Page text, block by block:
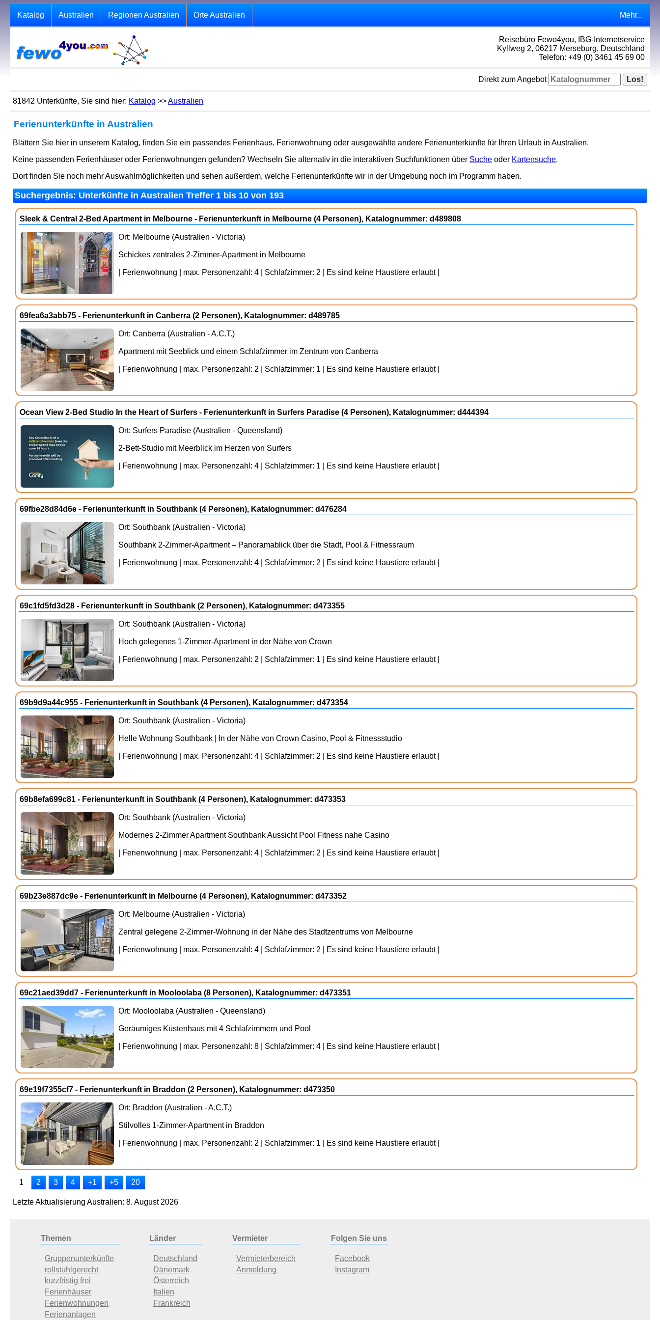
Katalog Australien Regionen Australien Orte Australien Mehr...
Reisebüro Fewo4you, IBG-Internetservice
Kyllweg 2, 06217 Merseburg, Deutschland
Telefon: +49 (0) 3461 45 69 00
Direkt zum Angebot
81842 Unterkünfte, Sie sind hier: Katalog >>Australien
Ferienunterkünfte in Australien
Blättern Sie hier in unserem Katalog, finden Sie ein passendes Ferienhaus, Ferienwohnung oder ausgewählte andere Ferienunterkünfte für Ihren Urlaub in Australien.
Keine passenden Ferienhäuser oder Ferienwohnungen gefunden? Wechseln Sie alternativ in die interaktiven Suchfunktionen über Suche oder Kartensuche.
Dort finden Sie noch mehr Auswahlmöglichkeiten und sehen außerdem, welche Ferienunterkünfte wir in der Umgebung noch im Programm haben.
Suchergebnis: Unterkünfte in Australien Treffer 1 bis 10 von 193
Sleek & Central 2-Bed Apartment in Melbourne - Ferienunterkunft in Melbourne (4 Personen), Katalognummer: d489808
Ort: Melbourne (Australien - Victoria)
Schickes zentrales 2-Zimmer-Apartment in Melbourne
| Ferienwohnung | max. Personenzahl: 4 | Schlafzimmer: 2 | Es sind keine Haustiere erlaubt |
69fea6a3abb75 - Ferienunterkunft in Canberra (2 Personen), Katalognummer: d489785
Ort: Canberra (Australien - A.C.T.)
Apartment mit Seeblick und einem Schlafzimmer im Zentrum von Canberra
| Ferienwohnung | max. Personenzahl: 2 | Schlafzimmer: 1 | Es sind keine Haustiere erlaubt |
Ocean View 2-Bed Studio In the Heart of Surfers - Ferienunterkunft in Surfers Paradise (4 Personen), Katalognummer: d444394
Ort: Surfers Paradise (Australien - Queensland)
2-Bett-Studio mit Meerblick im Herzen von Surfers
| Ferienwohnung | max. Personenzahl: 4 | Schlafzimmer: 1 | Es sind keine Haustiere erlaubt |
69fbe28d84d6e - Ferienunterkunft in Southbank (4 Personen), Katalognummer: d476284
Ort: Southbank (Australien - Victoria)
Southbank 2-Zimmer-Apartment – Panoramablick über die Stadt, Pool & Fitnessraum
| Ferienwohnung | max. Personenzahl: 4 | Schlafzimmer: 2 | Es sind keine Haustiere erlaubt |
69c1fd5fd3d28 - Ferienunterkunft in Southbank (2 Personen), Katalognummer: d473355
Ort: Southbank (Australien - Victoria)
Hoch gelegenes 1-Zimmer-Apartment in der Nähe von Crown
| Ferienwohnung | max. Personenzahl: 2 | Schlafzimmer: 1 | Es sind keine Haustiere erlaubt |
69b9d9a44c955 - Ferienunterkunft in Southbank (4 Personen), Katalognummer: d473354
Ort: Southbank (Australien - Victoria)
Helle Wohnung Southbank | In der Nähe von Crown Casino, Pool & Fitnessstudio
| Ferienwohnung | max. Personenzahl: 4 | Schlafzimmer: 2 | Es sind keine Haustiere erlaubt |
69b8efa699c81 - Ferienunterkunft in Southbank (4 Personen), Katalognummer: d473353
Ort: Southbank (Australien - Victoria)
Modernes 2-Zimmer Apartment Southbank Aussicht Pool Fitness nahe Casino
| Ferienwohnung | max. Personenzahl: 4 | Schlafzimmer: 2 | Es sind keine Haustiere erlaubt |
69b23e887dc9e - Ferienunterkunft in Melbourne (4 Personen), Katalognummer: d473352
Ort: Melbourne (Australien - Victoria)
Zentral gelegene 2-Zimmer-Wohnung in der Nähe des Stadtzentrums von Melbourne
| Ferienwohnung | max. Personenzahl: 4 | Schlafzimmer: 2 | Es sind keine Haustiere erlaubt |
69c21aed39dd7 - Ferienunterkunft in Mooloolaba (8 Personen), Katalognummer: d473351
Ort: Mooloolaba (Australien - Queensland)
Geräumiges Küstenhaus mit 4 Schlafzimmern und Pool
| Ferienwohnung | max. Personenzahl: 8 | Schlafzimmer: 4 | Es sind keine Haustiere erlaubt |
69e19f7355cf7 - Ferienunterkunft in Braddon (2 Personen), Katalognummer: d473350
Ort: Braddon (Australien - A.C.T.)
Stilvolles 1-Zimmer-Apartment in Braddon
| Ferienwohnung | max. Personenzahl: 2 | Schlafzimmer: 1 | Es sind keine Haustiere erlaubt |
1 2 3 4 +1 +5 20
Letzte Aktualisierung Australien: 8. August 2026
Themen
Gruppenunterkünfte
rollstuhlgerecht
kurzfristig frei
Ferienhäuser
Ferienwohnungen
Ferienanlagen
Länder
Deutschland
Dänemark
Österreich
Italien
Frankreich
Vermieter
Vermieterbereich
Anmeldung
Folgen Sie uns
Facebook
Instagram